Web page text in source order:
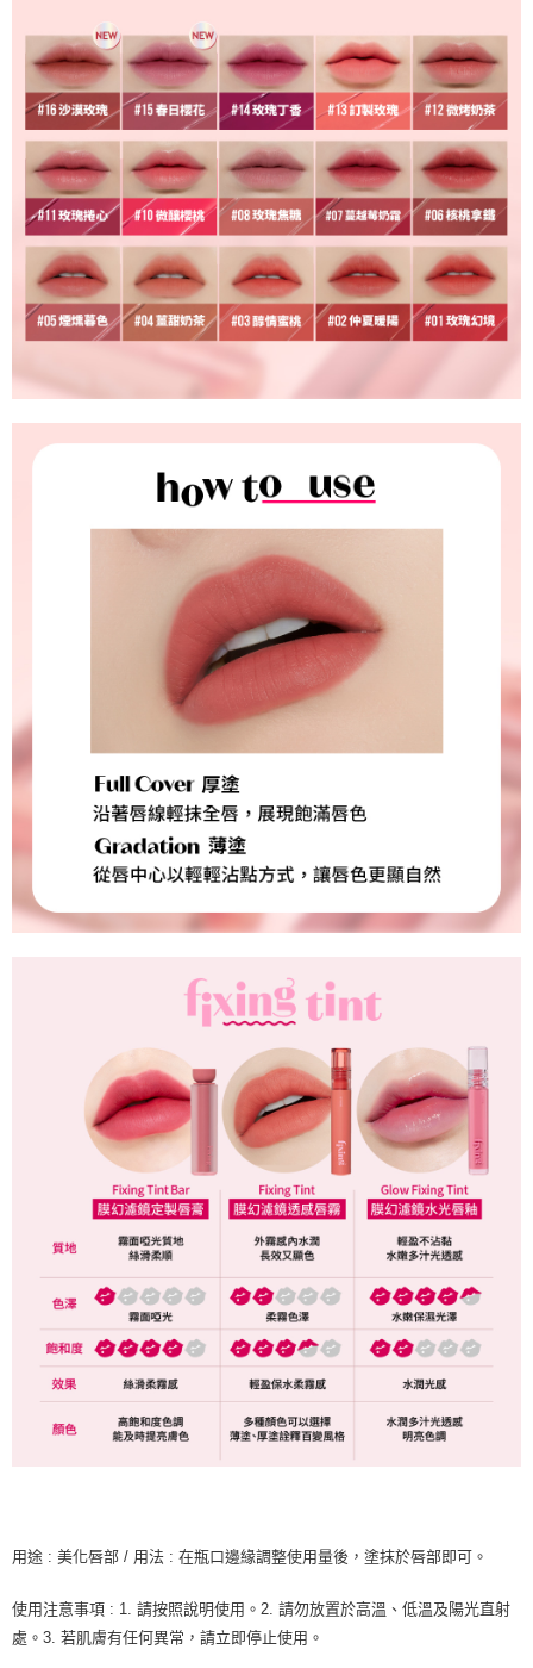
用途 : 美化唇部 / 用法 : 在瓶口邊緣調整使用量後，塗抹於唇部即可。
使用注意事項 : 1. 請按照說明使用。2. 請勿放置於高溫、低溫及陽光直射
處。3. 若肌膚有任何異常，請立即停止使用。